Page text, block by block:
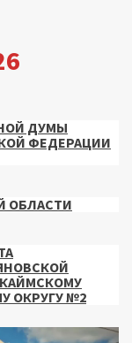
ДУМЫ
ФЕДЕРАЦИИ
ОБЛАСТИ
ОКРУГУ №2